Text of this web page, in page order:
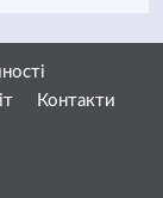
Контакти